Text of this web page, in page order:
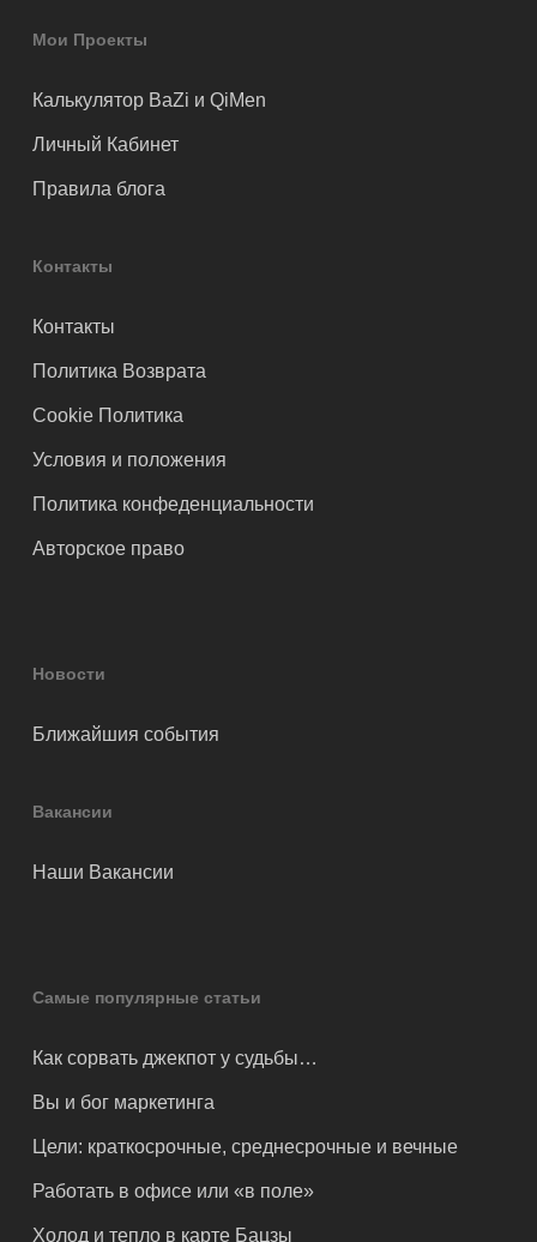
Мои Проекты
Калькулятор BaZi и QiMen
Личный Кабинет
Правила блога
Контакты
Контакты
Политика Возврата
Cookie Политика
Условия и положения
Политика конфеденциальности
Авторское право
Новости
Ближайшия события
Вакансии
Наши Вакансии
Самые популярные статьи
Как сорвать джекпот у судьбы…
Вы и бог маркетинга
Цели: краткосрочные, среднесрочные и вечные
Работать в офисе или «в поле»
Холод и тепло в карте Бацзы